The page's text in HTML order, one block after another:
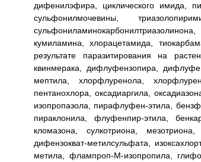
дифенилэфира, циклического имида,
сульфонилмочевины,
кумиламина, хлорацетамида,
результате паразитирования на
квинмерака, дифлуфензопира,
мептила, хлорфлуренола,
пентанохлора, оксадиаргила,
изопропазола, пирафлуфен-этила,
пираклонила, флуфенпир-этила,
кломазона, сулкотриона,
дифензокват-метилсульфата,
метила, флампроп-M-изопропила,